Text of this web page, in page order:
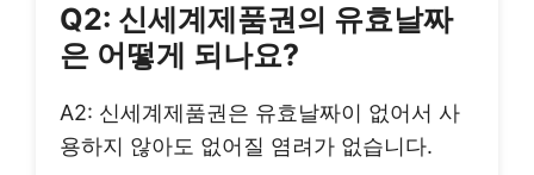
Q2: 신세계제품권의 유효날짜
은 어떻게 되나요?
A2: 신세계제품권은 유효날짜이 없어서 사
용하지 않아도 없어질 염려가 없습니다.